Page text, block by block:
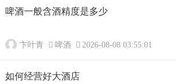
啤酒一般含酒精度是多少
卞叶青 啤酒 2026-08-08 03:55:01
如何经营好大酒店